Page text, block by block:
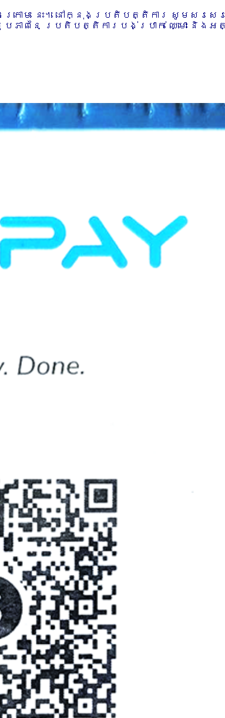
ក្រោម នេះ។ នៅក្នុងប្រតិបត្តិការ សូមសរសេ
ពនៃ ប្រតិបត្តិការបង់ប្រាក់ ឈ្មោះ និងអត្